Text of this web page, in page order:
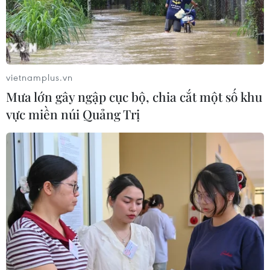
Động đất tại Nhật Bản: Các cơ quan
đại diện Việt Nam khẩn trương bảo
29/07/2026 07:21
Động đất tại Nhật Bản: Một lao động
Việt Nam thiệt mạng tại Kumamoto
29/07/2026 03:04
Động đất tại Nhật Bản: Chưa ghi
nhận thông tin công dân Việt Nam bị
thương vong
28/07/2026 22:51
vietnamplus.vn
Mưa lớn gây ngập cục bộ, chia cắt một số khu
vực miền núi Quảng Trị